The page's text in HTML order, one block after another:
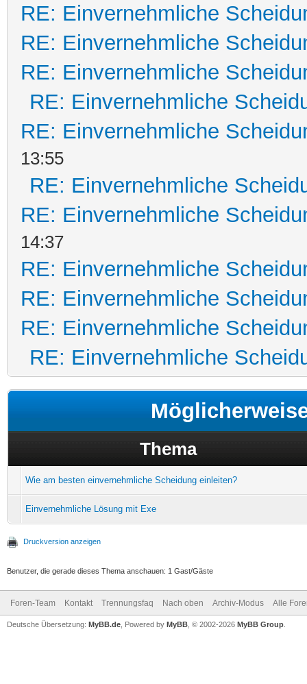
RE: Einvernehmliche
RE: Einvernehmliche
RE: Einvernehmliche
RE: Einvernehmliche
RE: Einvernehmliche
13:55
RE: Einvernehmliche
RE: Einvernehmliche
14:37
RE: Einvernehmliche
RE: Einvernehmliche
RE: Einvernehmliche
RE: Einvernehmliche
Thema
Wie am besten einvernehmliche Scheidung einleiten?
Einvernehmliche Lösung mit Exe
Druckversion anzeigen
Benutzer, die gerade dieses Thema anschauen: 1 Gast/Gäste
Foren-Team Kontakt Trennungsfaq Nach oben Archiv-Modus Alle
Deutsche Übersetzung: MyBB.de , Powered by MyBB , © 2002-2026 MyBB Group